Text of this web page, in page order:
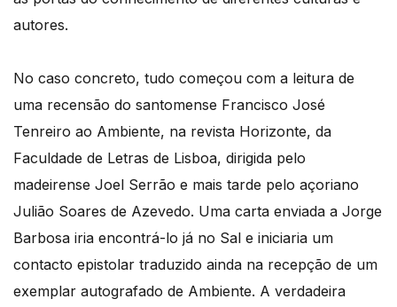
autores.
No caso concreto, tudo começou com a leitura de
uma recensão do santomense Francisco José
Tenreiro ao Ambiente, na revista Horizonte, da
Faculdade de Letras de Lisboa, dirigida pelo
madeirense Joel Serrão e mais tarde pelo açoriano
Julião Soares de Azevedo. Uma carta enviada a Jorge
Barbosa iria encontrá-lo já no Sal e iniciaria um
contacto epistolar traduzido ainda na recepção de um
exemplar autografado de Ambiente. A verdadeira